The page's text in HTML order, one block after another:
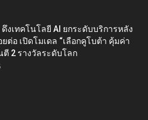
งเทคโนโลยี AI ยกระดับบริการหลัง
ต่อ เปิดโมเดล “เลือกคูโบต้า คุ้มค่า
ตี 2 รางวัลระดับโลก